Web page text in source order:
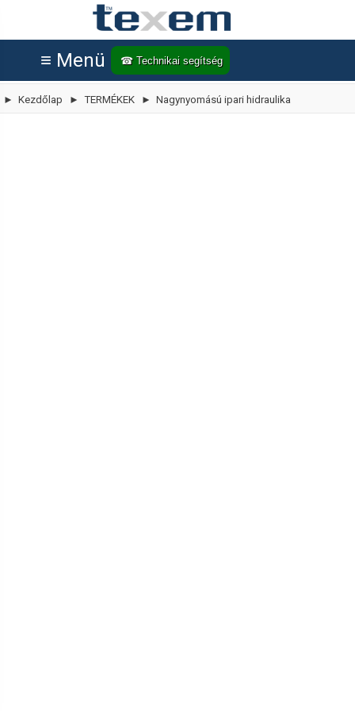
☎ Technikai segítség
≡ Menü
► Kezdőlap ► TERMÉKEK ► Nagynyomású ipari hidraulika